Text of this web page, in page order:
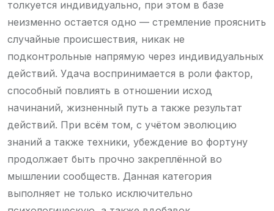
толкуется индивидуально, при этом в базе
неизменно остается одно — стремление прояснить
случайные происшествия, никак не
подконтрольные напрямую через индивидуальных
действий. Удача воспринимается в роли фактор,
способный повлиять в отношении исход
начинаний, жизненный путь а также результат
действий. При всём том, с учётом эволюцию
знаний а также техники, убеждение во фортуну
продолжает быть прочно закреплённой во
мышлении сообществ. Данная категория
выполняет не только исключительно